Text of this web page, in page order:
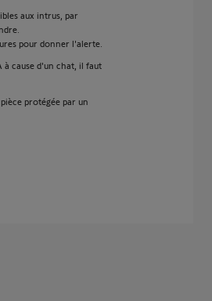
aux intrus, par
pour donner l'alerte.
à cause d'un chat, il faut
protégée par un